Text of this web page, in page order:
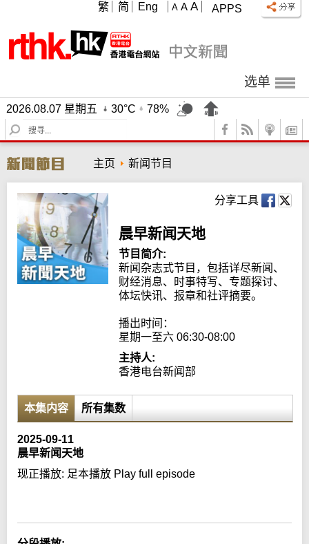
APPS
A A A
繁 简 Eng
选单
2026.08.07 星期五 30°C
78%
S
e
r
c
h
主页 新闻节目
分享工具
晨早新闻天地
节目简介:
新闻杂志式节目，包括详尽新闻、
财经消息、时事特写、专题探讨、
体坛快讯、报章和社评摘要。
播出时间：
星期一至六 06:30-08:00
主持人:
香港电台新闻部
本集内容 所有集数
2025-09-11
晨早新闻天地
现正播放: 足本播放 Play full episode